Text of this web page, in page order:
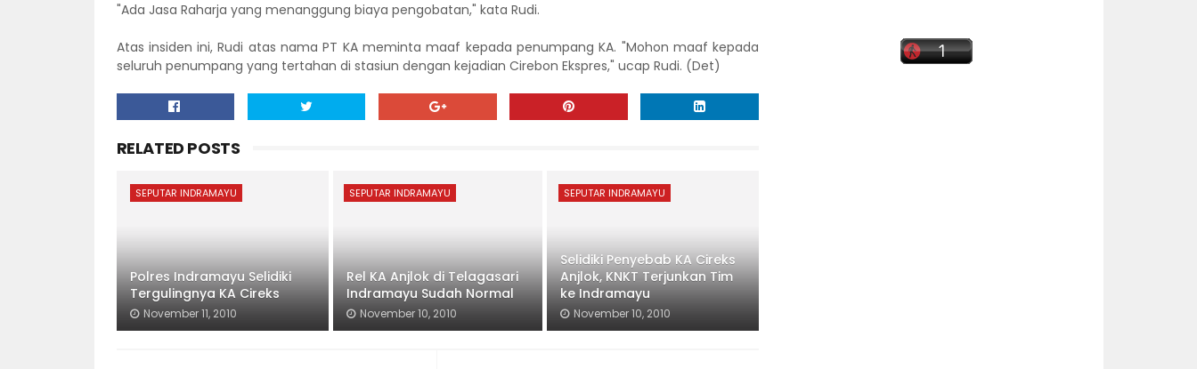
"Ada Jasa Raharja yang menanggung biaya pengobatan," kata Rudi.
Atas insiden ini, Rudi atas nama PT KA meminta maaf kepada penumpang KA. "Mohon maaf kepada
seluruh penumpang yang tertahan di stasiun dengan kejadian Cirebon Ekspres," ucap Rudi. (Det)
RELATED POSTS
SEPUTAR INDRAMAYU
Polres Indramayu Selidiki
Tergulingnya KA Cireks
November 11, 2010
SEPUTAR INDRAMAYU
Rel KA Anjlok di Telagasari
Indramayu Sudah Normal
November 10, 2010
SEPUTAR INDRAMAYU
Selidiki Penyebab KA Cireks
Anjlok, KNKT Terjunkan Tim
ke Indramayu
November 10, 2010